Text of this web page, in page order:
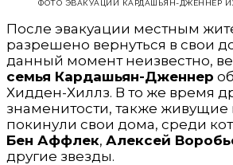
ФОТО ЭВАКУАЦИИ КАРДАШЬЯН-ДЖЕННЕР
После эвакуации местным
разрешено вернуться в свои
данный момент неизвестно,
семья Кардашьян-Дженнер
Хидден-Хиллз. В то же время
знаменитости, также живущие
покинули свои дома, среди
Бен Аффлек, Алексей
другие звезды.